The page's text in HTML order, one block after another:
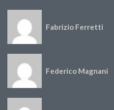
Fabrizio Ferretti
Federico Magnani